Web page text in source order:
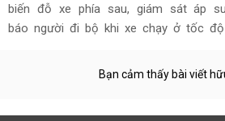
biến đỗ xe phía sau, giám sát áp
báo người đi bộ khi xe chạy ở tốc
Bạn cảm thấy bài viết